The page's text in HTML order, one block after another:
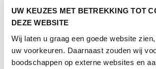
UW KEUZES MET BETREKKING TOT
DEZE WEBSITE
Wij laten u graag een goede website
uw voorkeuren. Daarnaast zouden wij
boodschappen op externe websites en